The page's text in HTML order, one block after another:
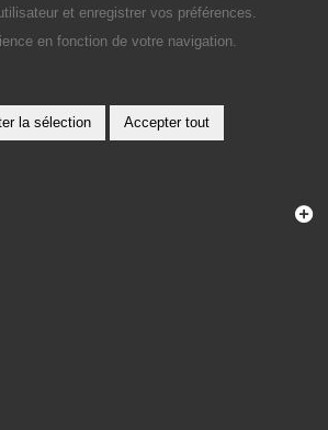
et enregistrer vos préférences.
en fonction de votre navigation.
la sélection Accepter tout